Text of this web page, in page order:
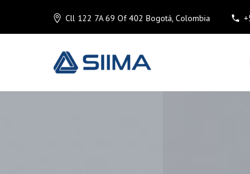
Cll 122 7A 69 Of 402 Bogotá, Colombia